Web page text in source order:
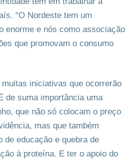
“O Nordeste tem um
enorme e nós como associação
que promovam o consumo
iniciativas que ocorrerão
de suma importância uma
que não só colocam o preço
mas que também
de educação e quebra de
à proteína. E ter o apoio do